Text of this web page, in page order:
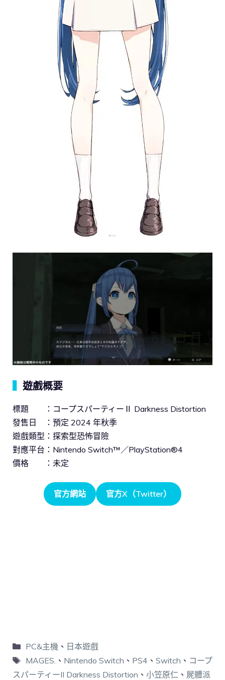
遊戲概要
標題 ：コープスパーティーⅡ Darkness Distortion
發售日 ：預定 2024 年秋季
遊戲類型：探索型恐怖冒險
對應平台：Nintendo Switch™／PlayStation®4
價格 ：未定
官方網站 官方X（Twitter）
PC&主機 、 日本遊戲
MAGES. 、 Nintendo Switch 、 PS4 、 Switch 、 コープ
スパーティーII Darkness Distortion 、 小笠原仁 、 屍體派